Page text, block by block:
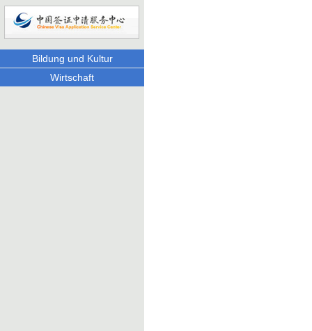
Bildung und Kultur
Wirtschaft